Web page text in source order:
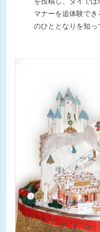
マナーを追体験で
のひととなりを知っ